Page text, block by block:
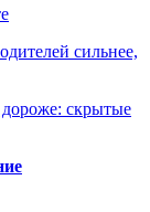
сильнее,
скрытые